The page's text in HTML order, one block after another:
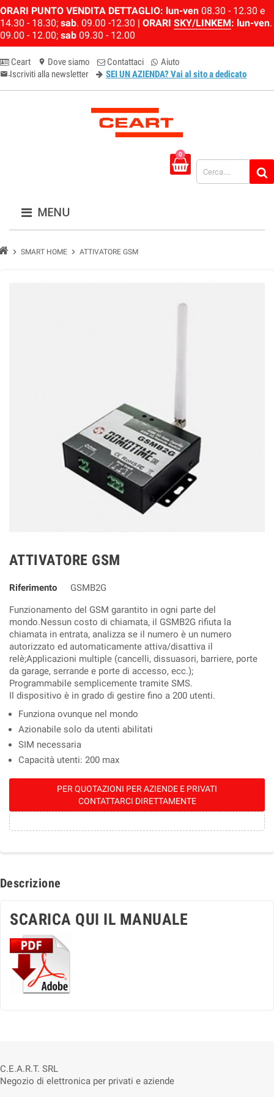
ORARI PUNTO VENDITA DETTAGLIO: lun-ven 08.30 - 12.30 e
14.30 - 18.30; sab. 09.00 -12.30 | ORARI SKY/LINKEM: lun-ven.
09.00 - 12.00; sab 09.30 - 12.00
Ceart location_on Dove siamo Contattaci Aiuto
email-newsletter
Iscriviti alla newsletter SEI UN AZIENDA? Vai al sito a dedicato
0
MENU
chevron_right SMART HOME chevron_right ATTIVATORE GSM
ATTIVATORE GSM
Riferimento
GSMB2G
Funzionamento del GSM garantito in ogni parte del
mondo.Nessun costo di chiamata, il GSMB2G rifiuta la
chiamata in entrata, analizza se il numero è un numero
autorizzato ed automaticamente attiva/disattiva il
relè;Applicazioni multiple (cancelli, dissuasori, barriere, porte
da garage, serrande e porte di accesso, ecc.);
Programmabile semplicemente tramite SMS.
Il dispositivo è in grado di gestire fino a 200 utenti.
Funziona ovunque nel mondo
Azionabile solo da utenti abilitati
SIM necessaria
Capacità utenti: 200 max
PER QUOTAZIONI PER AZIENDE E PRIVATI
CONTATTARCI DIRETTAMENTE
Descrizione
SCARICA QUI IL MANUALE
C.E.A.R.T. SRL
Negozio di elettronica per privati e aziende